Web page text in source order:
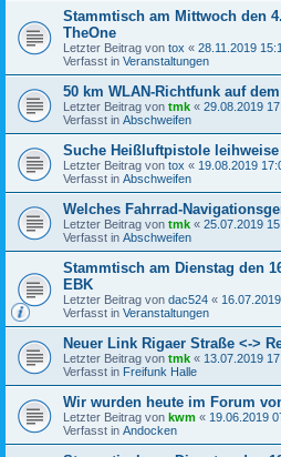
Stammtisch am Mittwoch den
TheOne
Letzter Beitrag von tox « 28.11.2019
Verfasst in Veranstaltungen
50 km WLAN-Richtfunk auf dem
Letzter Beitrag von tmk « 29.08.2019
Verfasst in Abschweifen
Suche Heißluftpistole leihweise
Letzter Beitrag von tox « 19.08.2019
Verfasst in Abschweifen
Welches Fahrrad-
Letzter Beitrag von tmk « 25.07.2019
Verfasst in Abschweifen
Stammtisch am Dienstag den
EBK
Letzter Beitrag von dac524 «
Verfasst in Veranstaltungen
Neuer Link Rigaer Straße <->
Letzter Beitrag von tmk « 13.07.2019
Verfasst in Freifunk Halle
Wir wurden heute im Forum
Letzter Beitrag von kwm « 19.06.2019
Verfasst in Andocken